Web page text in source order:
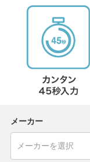
メーカー